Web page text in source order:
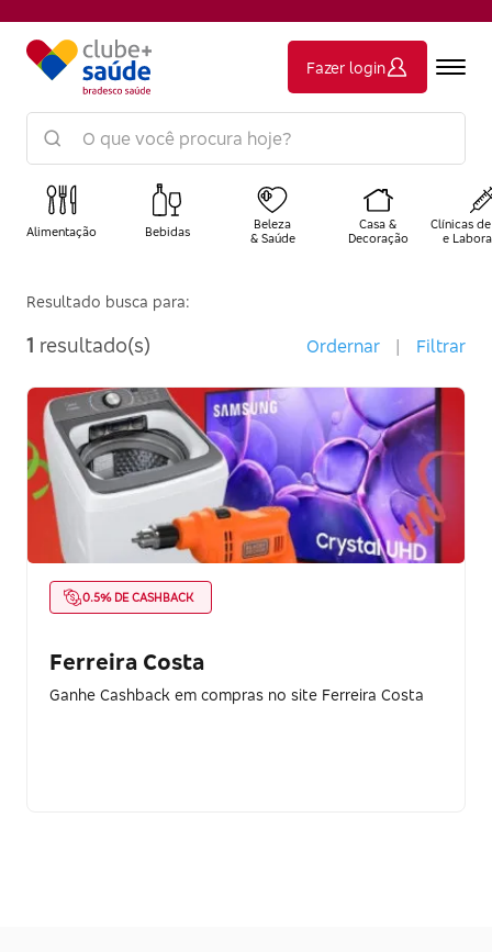
Fazer login
Alimentação Bebidas
Beleza
& Saúde
Casa &
Decoração
Clínicas
e
Resultado busca para:
1 resultado(s) Ordernar | Filtrar
0.5% DE CASHBACK
Ferreira Costa
Ganhe Cashback em compras no site Ferreira Costa